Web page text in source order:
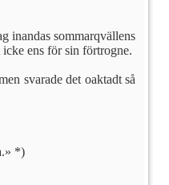
inandas sommarqvällens
icke ens för sin förtrogne.
svarade det oaktadt så
*)